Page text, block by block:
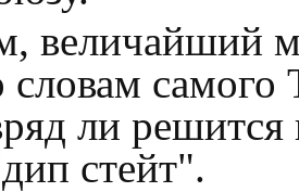
величайший
ли решится
стейт".